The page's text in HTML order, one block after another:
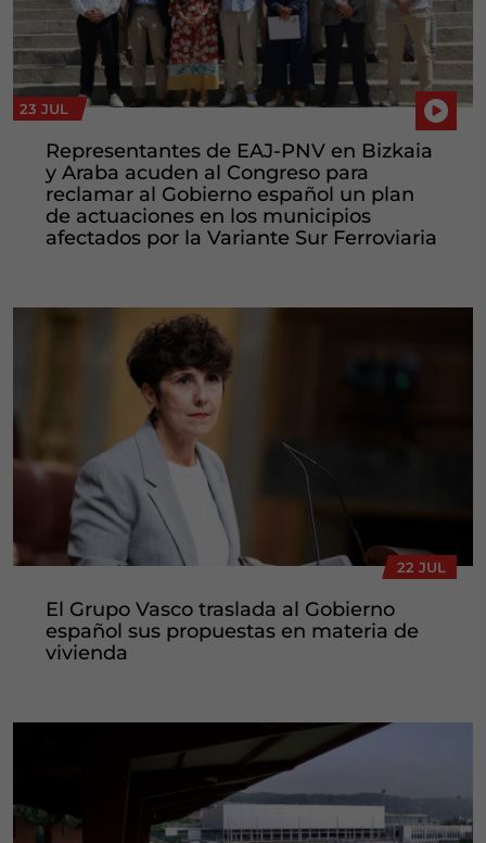
23 JUL
Representantes de EAJ-PNV en Bizkaia
y Araba acuden al Congreso para
reclamar al Gobierno español un plan
de actuaciones en los municipios
afectados por la Variante Sur Ferroviaria
22 JUL
El Grupo Vasco traslada al Gobierno
español sus propuestas en materia de
vivienda